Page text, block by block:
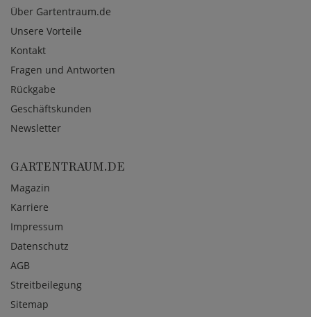
Über Gartentraum.de
Unsere Vorteile
Kontakt
Fragen und Antworten
Rückgabe
Geschäftskunden
Newsletter
GARTENTRAUM.DE
Magazin
Karriere
Impressum
Datenschutz
AGB
Streitbeilegung
Sitemap